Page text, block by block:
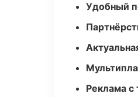
Удобный
Реклама с